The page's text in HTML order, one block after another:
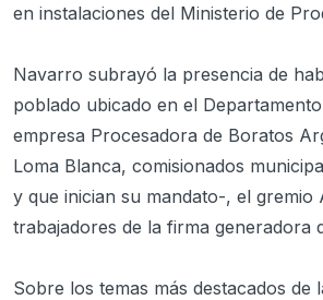
en instalaciones del Ministerio de
Navarro subrayó la presencia de
poblado ubicado en el
empresa Procesadora de Boratos
Loma Blanca, comisionados
y que inician su mandato-, el gremio
trabajadores de la firma generadora
Sobre los temas más destacados de